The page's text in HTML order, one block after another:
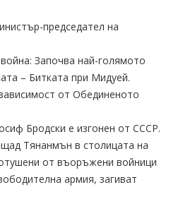
председател на
Започва най-голямото
– Битката при Мидуей.
от Обединеното
Бродски е изгонен от СССР.
Тянанмън в столицата на
от въоръжени войници
армия, загиват